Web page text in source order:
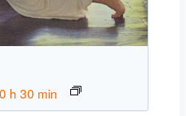
h 30 min